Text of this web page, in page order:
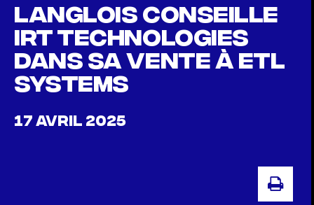
Langlois conseille
IRT Technologies
dans sa vente à ETL
Systems
17 AVRIL 2025